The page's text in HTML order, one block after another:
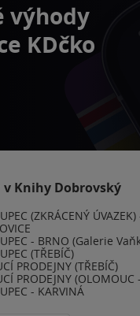
výhody
KDčko
v Knihy Dobrovský
(ZKRÁCENÝ ÚVAZEK)
- BRNO (Galerie
(TŘEBÍČ)
PRODEJNY (TŘEBÍČ)
PRODEJNY
- KARVINÁ